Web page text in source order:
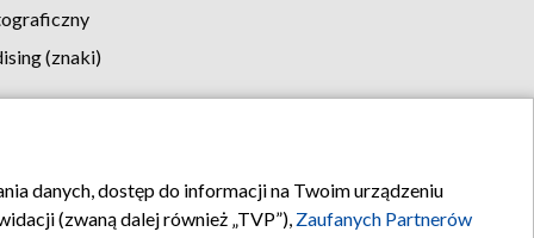
(znaki)
Kontakt
danych, dostęp do informacji na Twoim urządzeniu
(zwaną dalej również „TVP”), Zaufanych Partnerów